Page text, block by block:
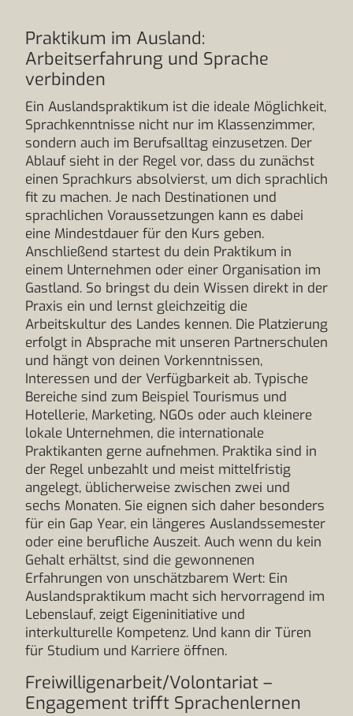
Praktikum im Ausland:
Arbeitserfahrung und Sprache
verbinden
Ein Auslandspraktikum ist die ideale Möglichkeit,
Sprachkenntnisse nicht nur im Klassenzimmer,
sondern auch im Berufsalltag einzusetzen. Der
Ablauf sieht in der Regel vor, dass du zunächst
einen Sprachkurs absolvierst, um dich sprachlich
fit zu machen. Je nach Destinationen und
sprachlichen Voraussetzungen kann es dabei
eine Mindestdauer für den Kurs geben.
Anschließend startest du dein Praktikum in
einem Unternehmen oder einer Organisation im
Gastland. So bringst du dein Wissen direkt in der
Praxis ein und lernst gleichzeitig die
Arbeitskultur des Landes kennen. Die Platzierung
erfolgt in Absprache mit unseren Partnerschulen
und hängt von deinen Vorkenntnissen,
Interessen und der Verfügbarkeit ab. Typische
Bereiche sind zum Beispiel Tourismus und
Hotellerie, Marketing, NGOs oder auch kleinere
lokale Unternehmen, die internationale
Praktikanten gerne aufnehmen. Praktika sind in
der Regel unbezahlt und meist mittelfristig
angelegt, üblicherweise zwischen zwei und
sechs Monaten. Sie eignen sich daher besonders
für ein Gap Year, ein längeres Auslandssemester
oder eine berufliche Auszeit. Auch wenn du kein
Gehalt erhältst, sind die gewonnenen
Erfahrungen von unschätzbarem Wert: Ein
Auslandspraktikum macht sich hervorragend im
Lebenslauf, zeigt Eigeninitiative und
interkulturelle Kompetenz. Und kann dir Türen
für Studium und Karriere öffnen.
Freiwilligenarbeit/Volontariat –
Engagement trifft Sprachenlernen